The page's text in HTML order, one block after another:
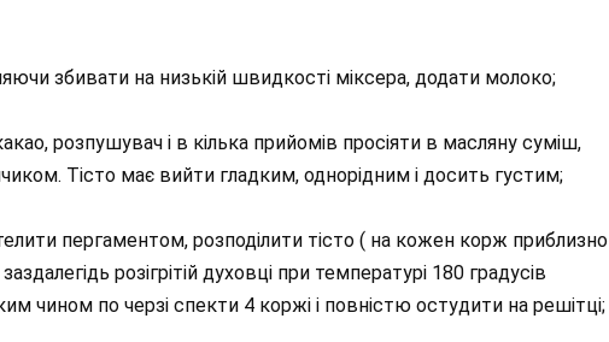
збивати на низькій швидкості міксера, додати молоко;
розпушувач і в кілька прийомів просіяти в масляну суміш,
Тісто має вийти гладким, однорідним і досить густим;
пергаментом, розподілити тісто ( на кожен корж приблизно
розігрітій духовці при температурі 180 градусів
чином по черзі спекти 4 коржі і повністю остудити на решітці;